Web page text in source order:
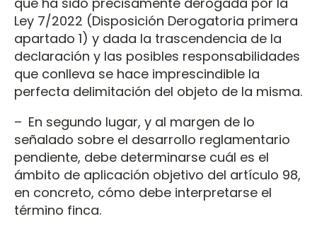
Ley 7/2022 (Disposición Derogatoria primera
apartado 1) y dada la trascendencia de la
declaración y las posibles responsabilidades
que conlleva se hace imprescindible la
perfecta delimitación del objeto de la misma.
– En segundo lugar, y al margen de lo
señalado sobre el desarrollo reglamentario
pendiente, debe determinarse cuál es el
ámbito de aplicación objetivo del artículo 98,
en concreto, cómo debe interpretarse el
término finca.